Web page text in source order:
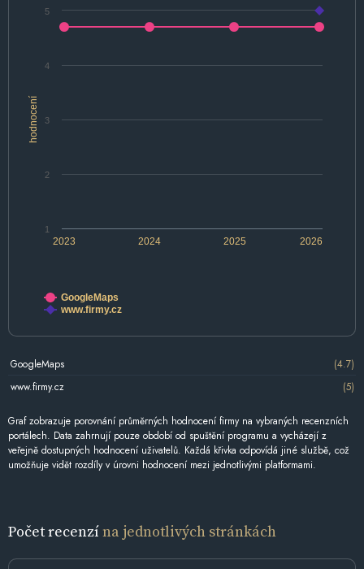
hodnocení
2024 2026
2023 2025
1
2
3
4
5
GoogleMaps
www.firmy.cz
GoogleMaps
(4.7)
www.firmy.cz
(5)
Graf zobrazuje porovnání průměrných hodnocení firmy na vybraných recenzních
portálech. Data zahrnují pouze období od spuštění programu a vycházejí z
veřejně dostupných hodnocení uživatelů. Každá křivka odpovídá jiné službě, což
umožňuje vidět rozdíly v úrovni hodnocení mezi jednotlivými platformami.
Počet recenzína jednotlivých stránkách